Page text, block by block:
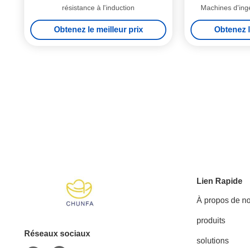
résistance à l'induction
Obtenez le meilleur prix
Machines
Obtenez
Réseaux sociaux
Lien Rapide
À propos de
produits
solutions